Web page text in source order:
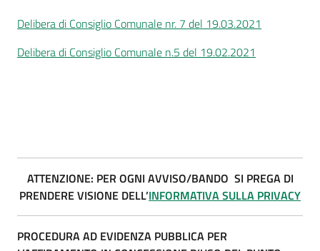
Delibera di Consiglio Comunale nr. 7 del 19.03.2021
Delibera di Consiglio Comunale n.5 del 19.02.2021
ATTENZIONE: PER OGNI AVVISO/BANDO SI PREGA DI
PRENDERE VISIONE DELL’INFORMATIVA SULLA PRIVACY
PROCEDURA AD EVIDENZA PUBBLICA PER